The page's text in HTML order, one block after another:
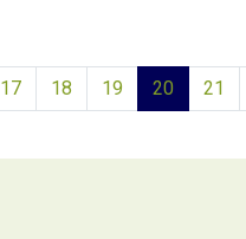
17 18 19 20 21